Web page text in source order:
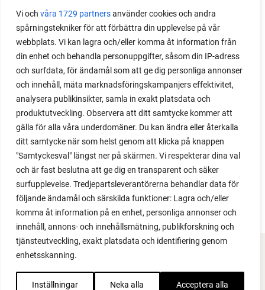
Vi och våra 1729 partnersanvänder cookies och andra
spårningstekniker för att förbättra din upplevelse på vår
webbplats. Vi kan lagra och/eller komma åt information från
din enhet och behandla personuppgifter, såsom din IP-adress
och surfdata, för ändamål som att ge dig personliga annonser
och innehåll, mäta marknadsföringskampanjers effektivitet,
analysera publikinsikter, samla in exakt platsdata och
produktutveckling. Observera att ditt samtycke kommer att
gälla för alla våra underdomäner. Du kan ändra eller återkalla
ditt samtycke när som helst genom att klicka på knappen
"Samtyckesval" längst ner på skärmen. Vi respekterar dina val
och är fast beslutna att ge dig en transparent och säker
surfupplevelse. Tredjepartsleverantörerna behandlar data för
följande ändamål och särskilda funktioner: Lagra och/eller
komma åt information på en enhet, personliga annonser och
innehåll, annons- och innehållsmätning, publikforskning och
tjänsteutveckling, exakt platsdata och identifiering genom
enhetsskanning.
Inställningar Neka alla Acceptera alla
Med det här smarta knepet kan du odla också stora
växter i en pallkrage tillsammans med andra växter.
Perfekt om du vill odla mycket i på liten yta.